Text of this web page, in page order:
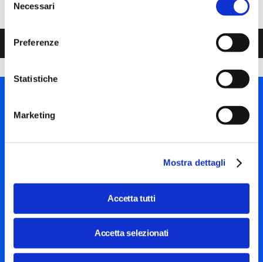
delNecessari
Preferenze
Statistiche
Marketing
Mostra dettagli
Accetta tutti
Accetta selezionati
Piazza Olivetti 1, Milano
menu
Mostra ulteriori